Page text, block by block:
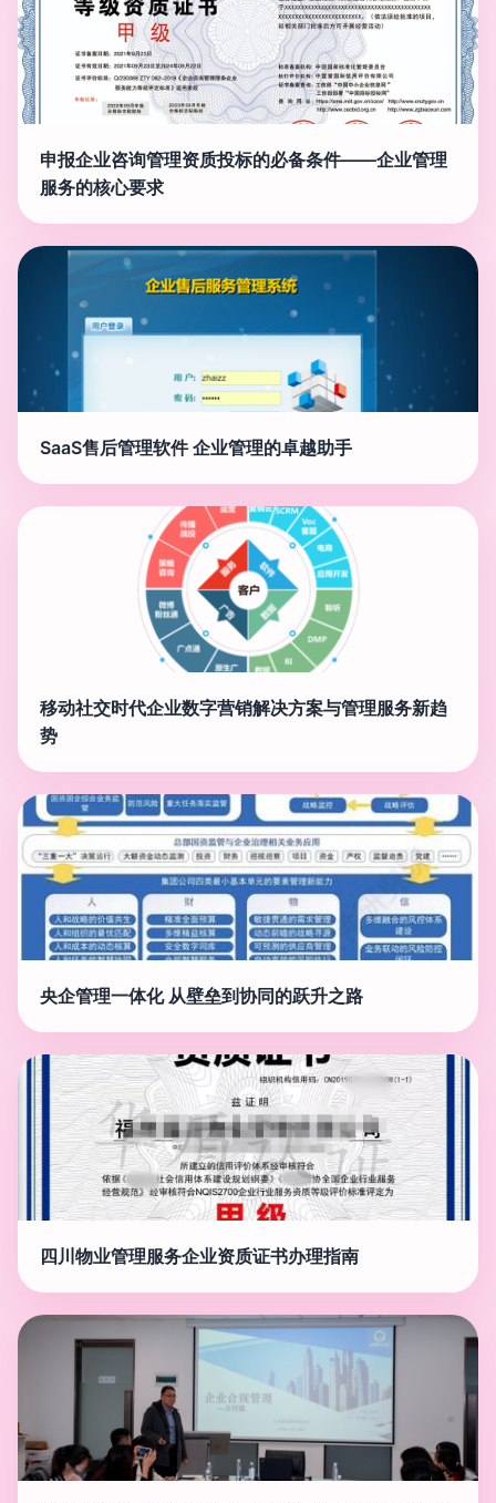
申报企业咨询管理资质投标的必备条件——企业管理
服务的核心要求
SaaS售后管理软件 企业管理的卓越助手
移动社交时代企业数字营销解决方案与管理服务新趋
势
央企管理一体化 从壁垒到协同的跃升之路
四川物业管理服务企业资质证书办理指南